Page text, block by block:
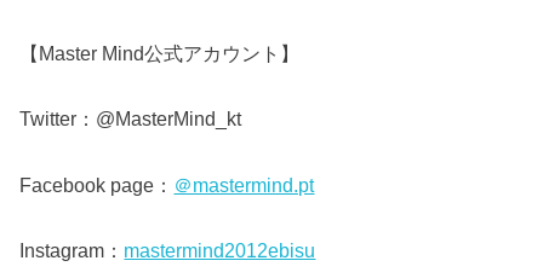
【Master Mind公式アカウント】
Twitter：@MasterMind_kt
Facebook page： ＠mastermind.pt
Instagram： mastermind2012ebisu